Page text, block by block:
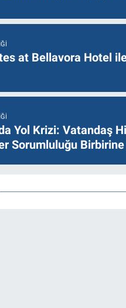
at Bellavora Hotel
Yol Krizi: Vatandaş
Sorumluluğu Birbirine